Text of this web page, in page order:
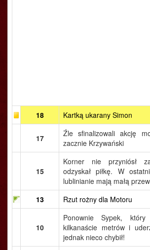
18 Kartką ukarany Simon
17
Źle sfinalizowali akcję
zacznie Krzywański
15
Korner nie przyniósł
odzyskał piłkę. W
lublinianie mają małą
13
Rzut rożny dla Motoru
10
Ponownie Sypek,
kilkanaście metrów i
jednak nieco chybił!